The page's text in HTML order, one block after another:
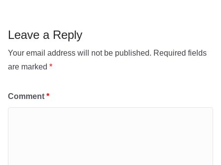
Leave a Reply
Your email address will not be published. Required fields
are marked *
Comment *